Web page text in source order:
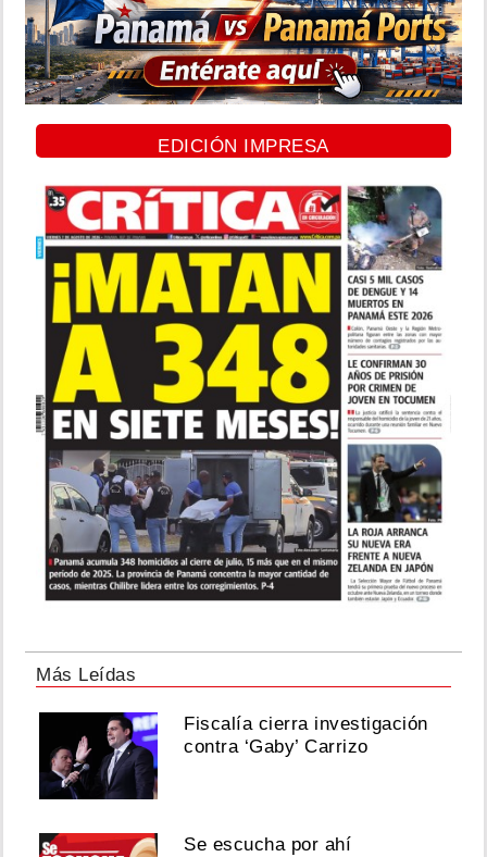
EDICIÓN IMPRESA
Más Leídas
Fiscalía cierra investigación
contra ‘Gaby’ Carrizo
Se escucha por ahí